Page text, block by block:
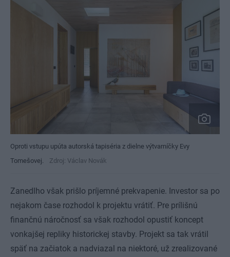
Oproti vstupu upúta autorská tapiséria z dielne výtvarníčky Evy
Tomešovej.
Zdroj: Václav Novák
Zanedlho však prišlo príjemné prekvapenie. Investor sa po
nejakom čase rozhodol k projektu vrátiť. Pre prílišnú
finančnú náročnosť sa však rozhodol opustiť koncept
vonkajšej repliky historickej stavby. Projekt sa tak vrátil
späť na začiatok a nadviazal na niektoré, už zrealizované